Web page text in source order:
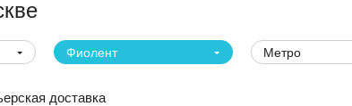
Фиолент Метро
доставка